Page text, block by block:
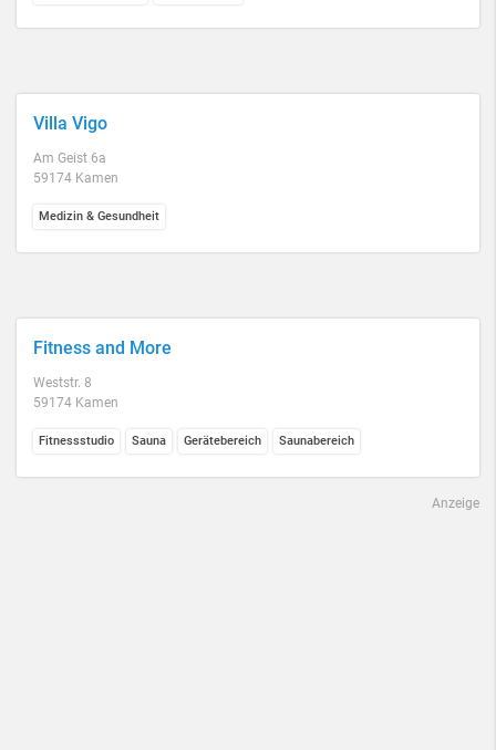
Villa Vigo
Am Geist 6a
59174 Kamen
Medizin & Gesundheit
Fitness and More
Weststr. 8
59174 Kamen
Fitnessstudio Sauna Gerätebereich Saunabereich
Anzeige